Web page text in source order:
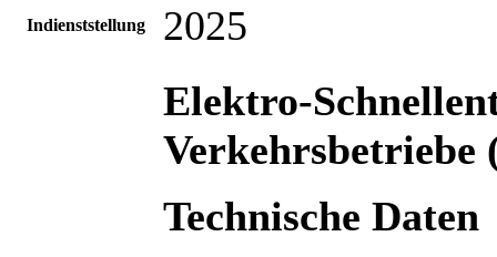
Indienststellung 2025
Elektro-
Verkehrsbetriebe
Technische Daten